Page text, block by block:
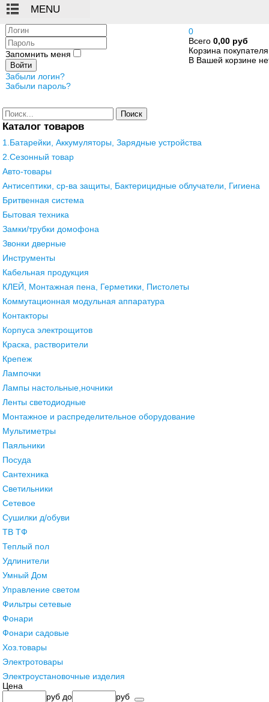
0
Всего 0,00 руб
Корзина покупателя
В Вашей корзине
Логин
Пароль
Запомнить меня
Войти
Забыли логин?
Забыли пароль?
Поиск
Каталог товаров
1.Батарейки, Аккумуляторы, Зарядные устройства
2.Сезонный товар
Авто-товары
Антисептики, ср-ва защиты, Бактерицидные облучатели, Гигиена
Бритвенная система
Бытовая техника
Замки/трубки домофона
Звонки дверные
Инструменты
Кабельная продукция
КЛЕЙ, Монтажная пена, Герметики, Пистолеты
Коммутационная модульная аппаратура
Контакторы
Корпуса электрощитов
Краска, растворители
Крепеж
Лампочки
Лампы настольные,ночники
Ленты светодиодные
Монтажное и распределительное оборудование
Мультиметры
Паяльники
Посуда
Сантехника
Светильники
Сетевое
Сушилки д/обуви
ТВ ТФ
Теплый пол
Удлинители
Умный Дом
Управление светом
Фильтры сетевые
Фонари
Фонари садовые
Хоз.товары
Электротовары
Электроустановочные изделия
Цена
руб до руб